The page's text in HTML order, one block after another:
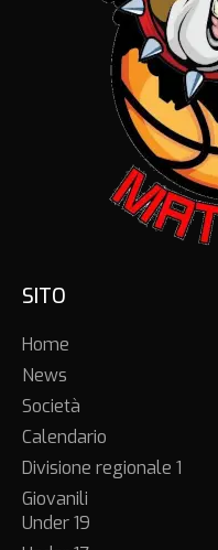
SITO
Divisione regionale 1
Giovanili